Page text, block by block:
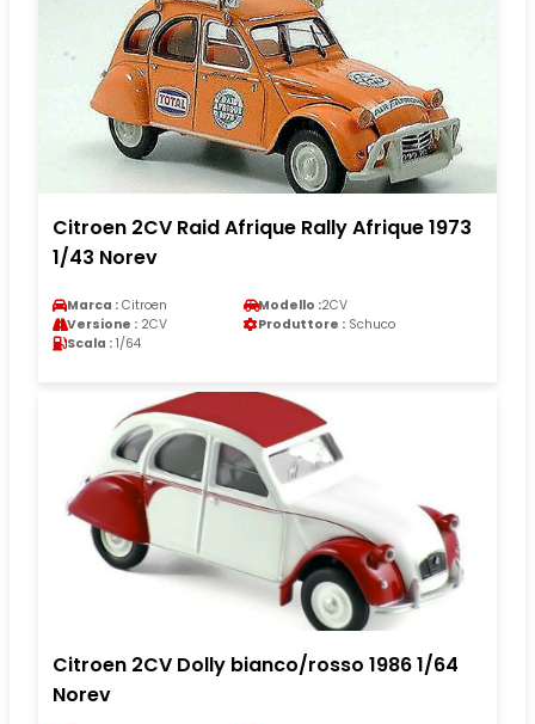
Citroen 2CV Raid Afrique Rally Afrique 1973
1/43 Norev
Marca : Citroen Modello :2CV
Versione : 2CV Produttore : Schuco
Scala : 1/64
Citroen 2CV Dolly bianco/rosso 1986 1/64
Norev